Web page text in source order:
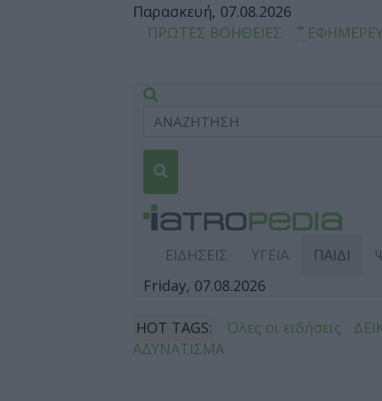
Παρασκευή, 07.08.2026
ΠΡΩΤΕΣ ΒΟΗΘΕΙΕΣ
ΕΙΔΗΣΕΙΣ ΥΓΕΙΑ ΠΑΙΔΙ
Friday, 07.08.2026
HOT TAGS: Όλες οι ειδήσεις
ΑΔΥΝΑΤΙΣΜΑ